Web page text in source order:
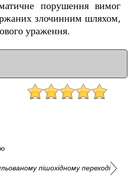
порушення вимог
злочинним шляхом,
ураження.
пішохідному переході